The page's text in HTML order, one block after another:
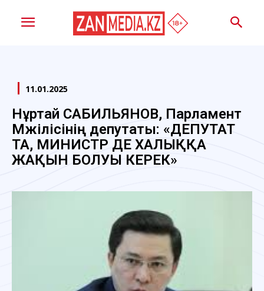
11.01.2025
Нұртай САБИЛЬЯНОВ, Парламент
Мәжілісінің депутаты: «ДЕПУТАТ
ТА, МИНИСТР ДЕ ХАЛЫҚҚА
ЖАҚЫН БОЛУЫ КЕРЕК»